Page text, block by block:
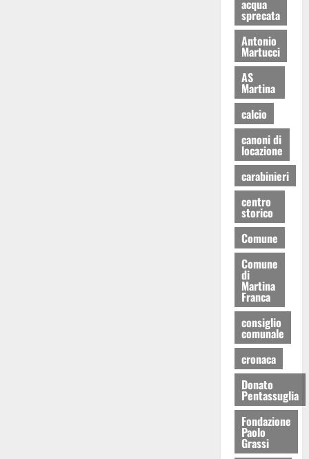
acqua
sprecata
Antonio
Martucci
AS
Martina
calcio
canoni di
locazione
carabinieri
centro
storico
Comune
Comune
di
Martina
Franca
consiglio
comunale
cronaca
Donato
Pentassuglia
Fondazione
Paolo
Grassi